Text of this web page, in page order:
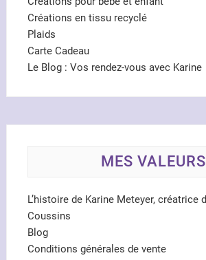
Créations en tissu recyclé
Plaids
Carte Cadeau
Le Blog : Vos rendez-vous avec Karine
MES VALEURS
L’histoire de Karine Meteyer, créatrice
Coussins
Blog
Conditions générales de vente